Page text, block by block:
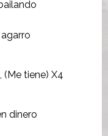
tiene) X4
dinero